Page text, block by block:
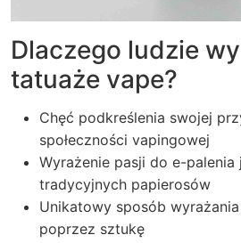
Dlaczego ludzie
tatuaże vape?
Chęć podkreślenia swojej
społeczności vapingowej
Wyrażenie pasji do e-
tradycyjnych papierosów
Unikatowy sposób
poprzez sztukę